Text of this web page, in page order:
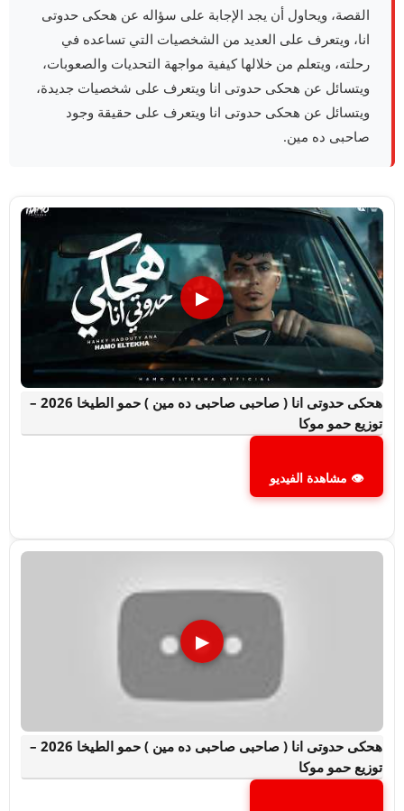
القصة، ويحاول أن يجد الإجابة على سؤاله عن هحكى حدوتى
انا، ويتعرف على العديد من الشخصيات التي تساعده في
رحلته، ويتعلم من خلالها كيفية مواجهة التحديات والصعوبات،
ويتسائل عن هحكى حدوتى انا ويتعرف على شخصيات جديدة،
ويتسائل عن هحكى حدوتى انا ويتعرف على حقيقة وجود
صاحبى ده مين.
▶
هحكى حدوتى انا ( صاحبى صاحبى ده مين ) حمو الطيخا 2026 –
توزيع حمو موكا
👁 مشاهدة الفيديو
▶
هحكى حدوتى انا ( صاحبى صاحبى ده مين ) حمو الطيخا 2026 –
توزيع حمو موكا